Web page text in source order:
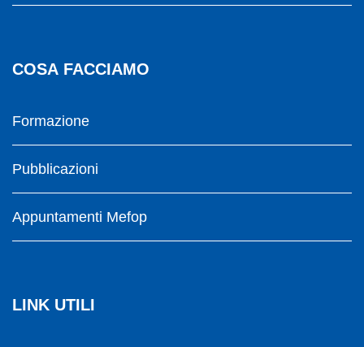
COSA FACCIAMO
Formazione
Pubblicazioni
Appuntamenti Mefop
LINK UTILI